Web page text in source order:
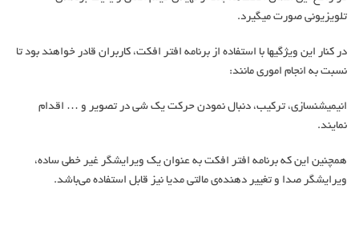
تلویزیونی صورت می‎گیرد.
در کنار این ویژگی‎ها با استفاده از برنامه افتر افکت، کاربران قادر خواهند بود تا
نسبت به انجام اموری مانند:
انیمیشن‎سازی، ترکیب، دنبال نمودن حرکت یک شی در تصویر و … اقدام
نمایند.
همچنین این که برنامه افتر افکت به عنوان یک ویرایش‎گر غیر خطی ساده،
ویرایش‏گر صدا و تغییر دهنده‏‌ی مالتی مدیا نیز قابل استفاده می‌‏باشد.